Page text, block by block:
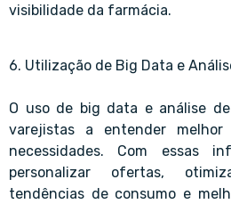
visibilidade da farmácia.
6. Utilização de Big Data e
O uso de big data e análise
varejistas a entender
necessidades. Com essas
personalizar ofertas,
tendências de consumo e